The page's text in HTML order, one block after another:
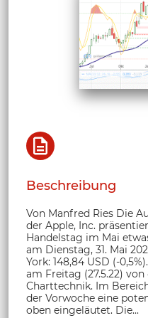
Beschreibung
Von Manfred Ries Die
der Apple, Inc.
Handelstag im Mai
am Dienstag, 31. Mai
York: 148,84 USD (-
am Freitag (27.5.22)
Charttechnik. Im
der Vorwoche eine
oben eingeläutet. Die...